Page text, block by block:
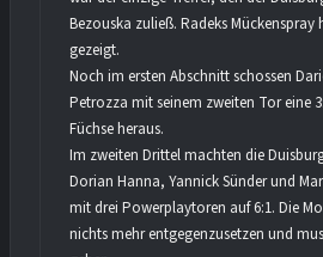
Bezouska zuließ. Radeks Mückenspray
gezeigt.
Noch im ersten Abschnitt schossen
Petrozza mit seinem zweiten Tor eine
Füchse heraus.
Im zweiten Drittel machten die
Dorian Hanna, Yannick Sünder und
mit drei Powerplaytoren auf 6:1. Die
nichts mehr entgegenzusetzen und